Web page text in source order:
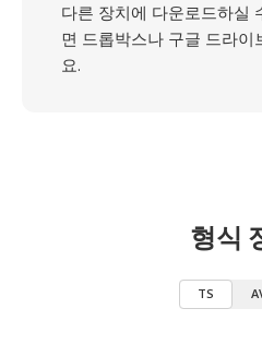
다른 장치에 다운로드하실
면 드롭박스나 구글 드라이
요.
형식
TS